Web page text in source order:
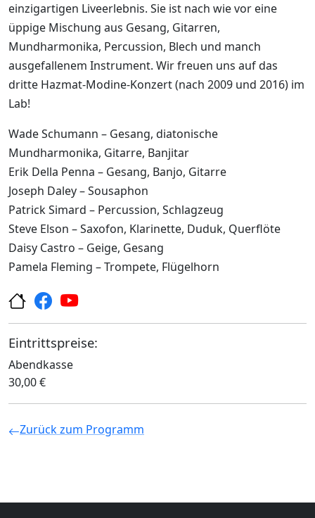
einzigartigen Liveerlebnis. Sie ist nach wie vor eine
üppige Mischung aus Gesang, Gitarren,
Mundharmonika, Percussion, Blech und manch
ausgefallenem Instrument. Wir freuen uns auf das
dritte Hazmat-Modine-Konzert (nach 2009 und 2016) im
Lab!
Wade Schumann – Gesang, diatonische
Mundharmonika, Gitarre, Banjitar
Erik Della Penna – Gesang, Banjo, Gitarre
Joseph Daley – Sousaphon
Patrick Simard – Percussion, Schlagzeug
Steve Elson – Saxofon, Klarinette, Duduk, Querflöte
Daisy Castro – Geige, Gesang
Pamela Fleming – Trompete, Flügelhorn
Eintrittspreise:
Abendkasse
30,00 €
Zurück zum Programm